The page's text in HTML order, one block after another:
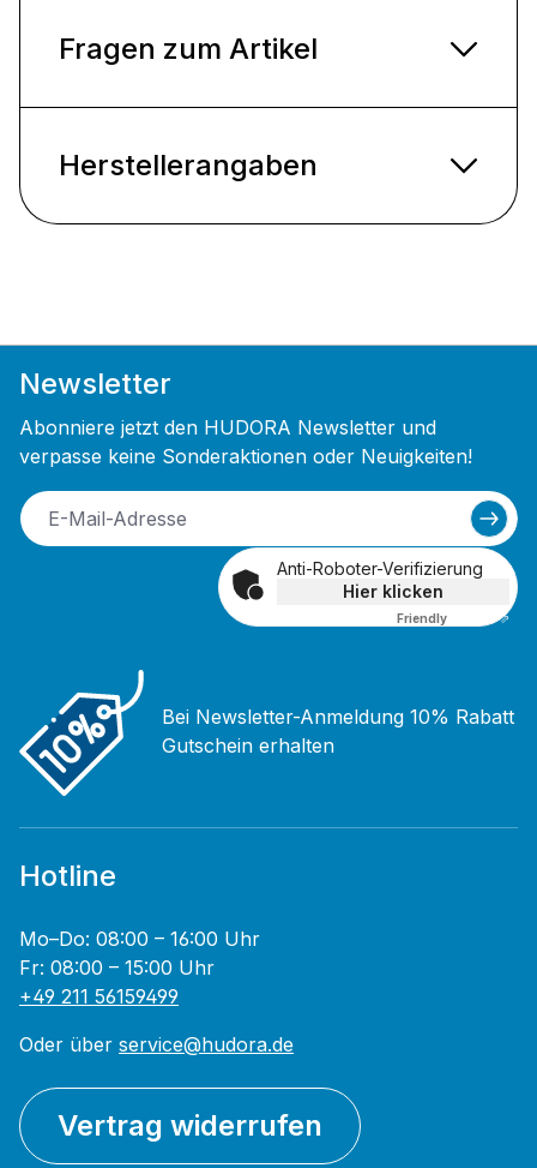
Fragen zum Artikel
Herstellerangaben
Newsletter
Abonniere jetzt den HUDORA Newsletter und
verpasse keine Sonderaktionen oder Neuigkeiten!
Anti-Roboter-Verifizierung
Hier klicken
Friendly Captcha ⇗
Bei Newsletter-Anmeldung 10% Rabatt
Gutschein erhalten
Hotline
Mo–Do: 08:00 – 16:00 Uhr
Fr: 08:00 – 15:00 Uhr
+49 211 56159499
Oder über service@hudora.de
Vertrag widerrufen